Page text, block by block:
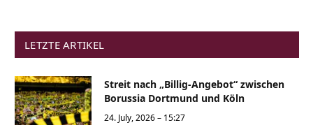
LETZTE ARTIKEL
Streit nach „Billig-Angebot“ zwischen
Borussia Dortmund und Köln
24. July, 2026 – 15:27